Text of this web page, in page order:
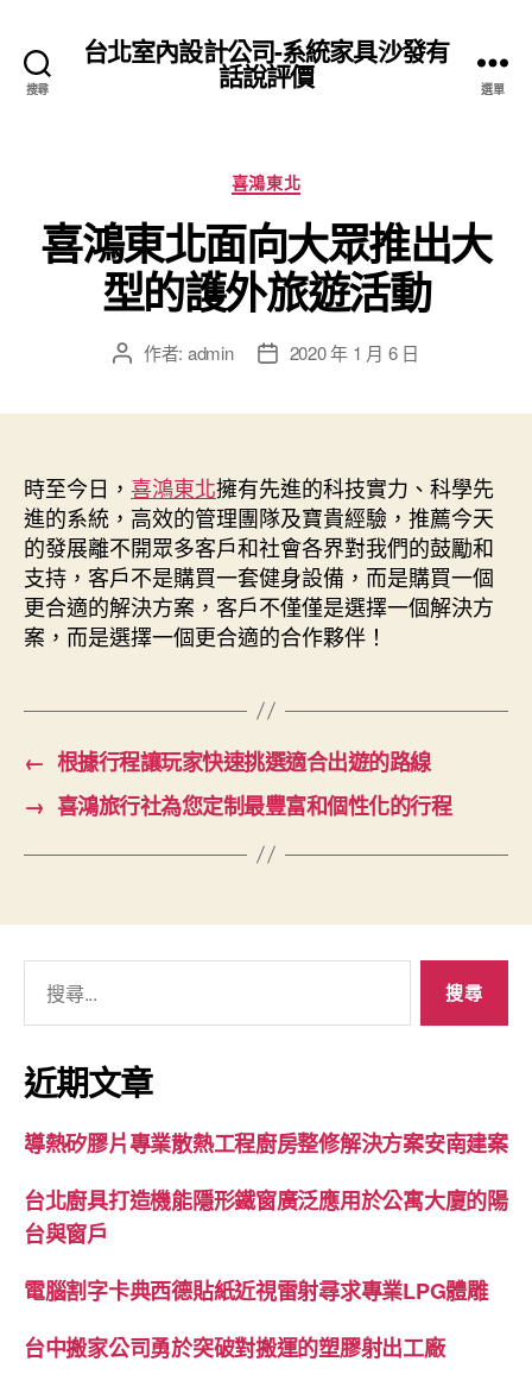
搜尋
台北室內設計公司-系統家具沙發有
話說評價 選單
分
類
喜鴻東北
喜鴻東北面向大眾推出大
型的護外旅遊活動
文 作者: admin
文
期
2020 年 1 月 6 日
時至今日， 喜鴻東北擁有先進的科技實力、科學先
進的系統，高效的管理團隊及寶貴經驗，推薦今天
的發展離不開眾多客戶和社會各界對我們的鼓勵和
支持，客戶不是購買一套健身設備，而是購買一個
更合適的解決方案，客戶不僅僅是選擇一個解決方
案，而是選擇一個更合適的合作夥伴！
← 根據行程讓玩家快速挑選適合出遊的路線
→ 喜鴻旅行社為您定制最豐富和個性化的行程
關
鍵
字:
近期文章
導熱矽膠片專業散熱工程廚房整修解決方案安南建案
台北廚具打造機能隱形鐵窗廣泛應用於公寓大廈的陽
台與窗戶
電腦割字卡典西德貼紙近視雷射尋求專業LPG體雕
台中搬家公司勇於突破對搬運的塑膠射出工廠